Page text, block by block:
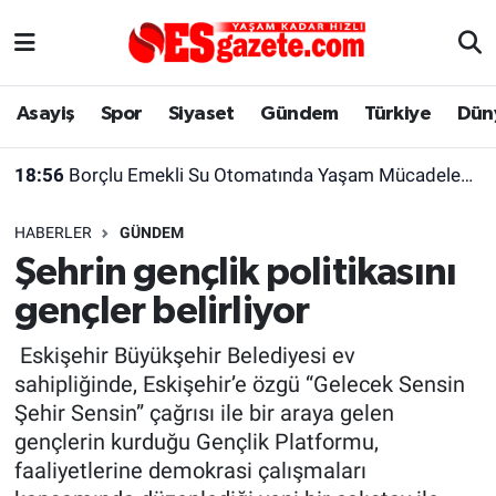
Asayiş Spor Siyaset Gündem Türkiye
18:56 Borçlu Emekli Su Otomatında Yaşam Mücadelesi Veriyor
HABERLER GÜNDEM
Şehrin gençlik politikasını
gençler belirliyor
Eskişehir Büyükşehir Belediyesi ev
sahipliğinde, Eskişehir’e özgü “Gelecek Sensin
Şehir Sensin” çağrısı ile bir araya gelen
gençlerin kurduğu Gençlik Platformu,
faaliyetlerine demokrasi çalışmaları
Asayiş
Gündem
Türkiye
Dünya
Sağlık
Alış-Veriş/İş dünyası
Yaşam
Eskişehirspor Arşivi
Eskişehir Arşivi
Röportaj
Ekonomi
Kültür Sanat
Eskişehir Nöbetçi Eczaneler
Süper Lig Puan Durumu ve Fikstür
Tüm Manşetler
Son Dakika Haberleri
Haber Arşivi